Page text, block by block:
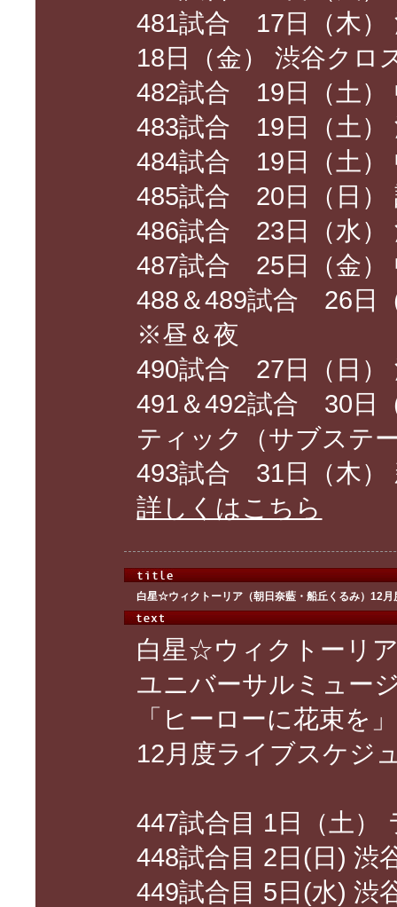
481試合 17日（木）
18日（金） 渋谷クロ
482試合 19日（土
483試合 19日（土
484試合 19日（土
485試合 20日（日）
486試合 23日（水）
487試合 25日（金）
488＆489試合 26日
※昼＆夜
490試合 27日（日）
491＆492試合 30日
ティック（サブステ
493試合 31日（木）
詳しくはこちら
白星☆ウィクトーリア（朝日奈藍・船丘くるみ）12月
白星☆ウィクトーリ
ユニバーサルミュー
「ヒーローに花束
12月度ライブスケジ
447試合目 1日（土）
448試合目 2日(日) 渋
449試合目 5日(水)